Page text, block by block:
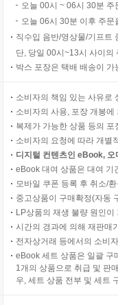
오늘 00시 ~ 06시 30분
오늘 06시 30분 이후 주
직수입 음반/영상물/기프트
단, 당일 00시~13시 사이의
박스 포장은 택배 배송이
소비자의 책임 있는 사유로
소비자의 사용, 포장 개봉
복제가 가능한 상품 등의
소비자의 요청에 따라 개별
디지털 컨텐츠인 eBook,
eBook 대여 상품은 대여 기
모바일 쿠폰 등록 후 취소/
중고상품이 구매확정(자동
LP상품의 재생 불량 원인
시간의 경과에 의해 재판매
전자상거래 등에서의 소비
eBook 세트 상품은 일괄 구
1개의 상품으로 취급 및 판
우, 세트 상품 전부 및 세트